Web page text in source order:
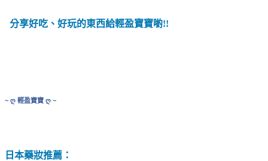
分享好吃、好玩的東西給輕盈寶寶喲!!
~ ღ 輕盈寶寶 ღ ~
日本藥妝推薦：